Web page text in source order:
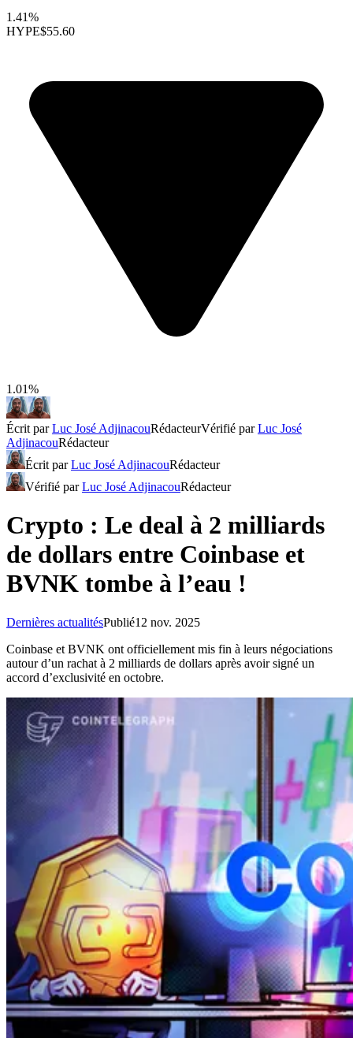
1.41%
HYPE$55.60
1.01%
Écrit parLuc José AdjinacouRédacteurVérifié parLuc José
AdjinacouRédacteur
Écrit parLuc José AdjinacouRédacteur
Vérifié parLuc José AdjinacouRédacteur
Crypto : Le deal à 2 milliards
de dollars entre Coinbase et
BVNK tombe à l’eau !
Dernières actualitésPublié12 nov. 2025
Coinbase et BVNK ont officiellement mis fin à leurs négociations
autour d’un rachat à 2 milliards de dollars après avoir signé un
accord d’exclusivité en octobre.